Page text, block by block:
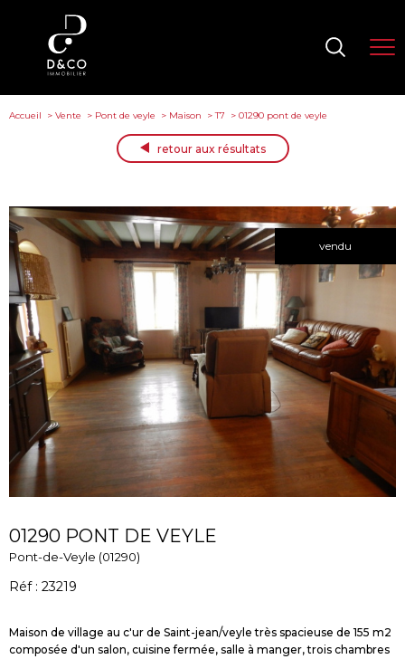
Accueil Vente Pont de veyle Maison T7 01290 pont de veyle
retour aux résultats
vendu
01290 PONT DE VEYLE
Pont-de-Veyle (01290)
Réf : 23219
Maison de village au c'ur de Saint-jean/veyle très spacieuse de 155 m2
composée d'un salon, cuisine fermée, salle à manger, trois chambres